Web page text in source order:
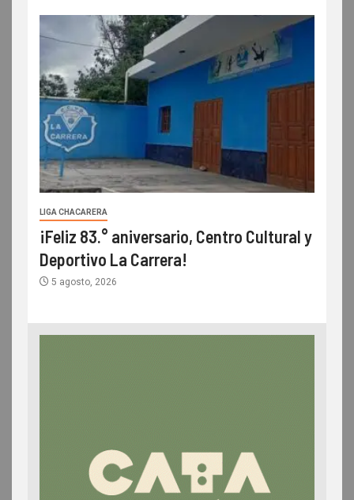
LIGA CHACARERA
¡Feliz 83.° aniversario, Centro Cultural y
Deportivo La Carrera!
5 agosto, 2026